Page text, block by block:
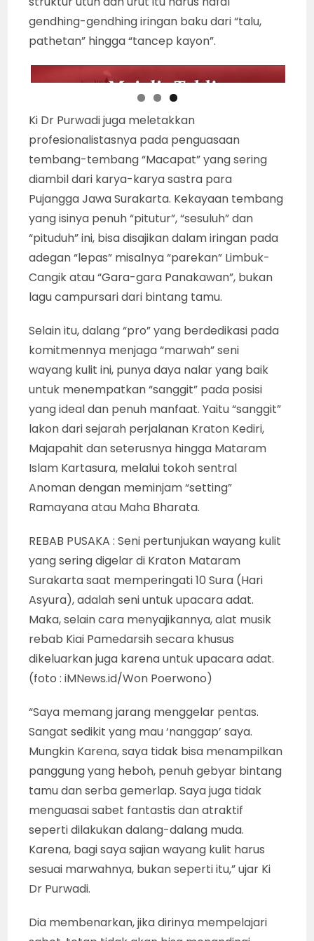
kesakralan seni wayang kulit, dalam format
klasik konvensional, walau durasi waktu yang
diterimanya tidak mendukung.
Profesionalitas Ki Dr Purwadi, juga tampak
pada kemampuannya menyajikan struktur
pedalangan secara wutuh, runtut dan urut
walah dibatasi durasi hanya sekitar 5 jam.
Sikap “pro”nya justru menjadi ruang edukasi
bagi kalangan pesinden dan seniman
penabuh iringan karawitan, karena sajian
struktur utuh dan urut itu harus hafal
gendhing-gendhing iringan baku dari “talu,
pathetan” hingga “tancep kayon”.
Ki Dr Purwadi juga meletakkan
profesionalistasnya pada penguasaan
tembang-tembang “Macapat” yang sering
diambil dari karya-karya sastra para
Pujangga Jawa Surakarta. Kekayaan tembang
“pituduh” ini, bisa disajikan dalam iringan pada
adegan “lepas” misalnya “parekan” Limbuk-
Cangik atau “Gara-gara Panakawan”, bukan
lagu campursari dari bintang tamu.
Selain itu, dalang “pro” yang berdedikasi pada
komitmennya menjaga “marwah” seni
wayang kulit ini, punya daya nalar yang baik
untuk menempatkan “sanggit” pada posisi
yang ideal dan penuh manfaat. Yaitu “sanggit”
Majapahit dan seterusnya hingga Mataram